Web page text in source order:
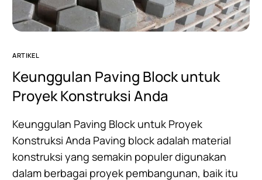
ARTIKEL
Keunggulan Paving Block untuk
Proyek Konstruksi Anda
Keunggulan Paving Block untuk Proyek
Konstruksi Anda Paving block adalah material
konstruksi yang semakin populer digunakan
dalam berbagai proyek pembangunan, baik itu